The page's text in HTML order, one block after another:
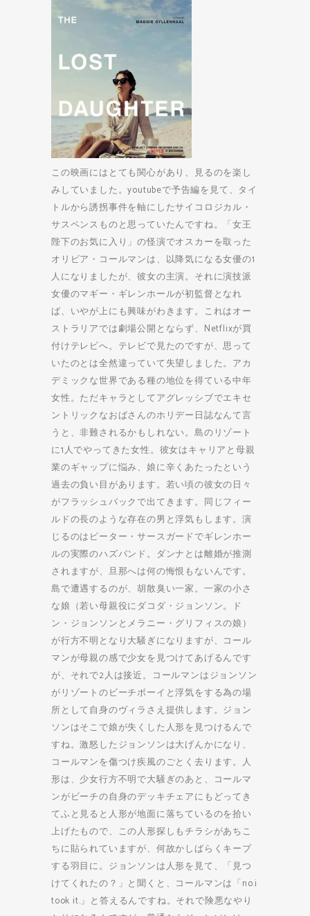
この映画にはとても関心があり、見るのを楽し
みしていました。youtubeで予告編を見て、タイ
トルから誘拐事件を軸にしたサイコロジカル・
サスペンスものと思っていたんですね。「女王
陛下のお気に入り」の怪演でオスカーを取った
オリビア・コールマンは、以降気になる女優の1
人になりましたが、彼女の主演。それに演技派
女優のマギー・ギレンホールが初監督となれ
ば、いやが上にも興味がわきます。これはオー
ストラリアでは劇場公開とならず、Netflixが買
付けテレビへ。テレビで見たのですが、思って
いたのとは全然違っていて失望しました。アカ
デミックな世界である種の地位を得ている中年
女性。ただキャラとしてアグレッシブでエキセ
ントリックなおばさんのホリデー日誌なんて言
うと、非難されるかもしれない。島のリゾート
に1人でやってきた女性。彼女はキャリアと母親
業のギャップに悩み、娘に辛くあたったという
過去の負い目があります。若い頃の彼女の日々
がフラッシュバックで出てきます。同じフィー
ルドの長のような存在の男と浮気もします。演
じるのはピーター・サースガードでギレンホー
ルの実際のハズバンド。ダンナとは離婚が推測
されますが、旦那へは何の悔恨もないんです。
島で遭遇するのが、胡散臭い一家。一家の小さ
な娘（若い母親役にダコダ・ジョンソン。ド
ン・ジョンソンとメラニー・グリフィスの娘）
が行方不明となり大騒ぎになりますが、コール
マンが母親の感で少女を見つけてあげるんです
が、それで2人は接近。コールマンはジョンソン
がリゾートのビーチボーイと浮気をする為の場
所として自身のヴィラさえ提供します。ジョン
ソンはそこで娘が失くした人形を見つけるんで
すね。激怒したジョンソンは大げんかになり、
コールマンを傷つけ疾風のごとく去ります。人
形は、少女行方不明で大騒ぎのあと、コールマ
ンがビーチの自身のデッキチェアにもどってき
てふと見ると人形が地面に落ちているのを拾い
上げたもので、この人形探しもチラシがあちこ
ちに貼られていますが、何故かしばらくキープ
する羽目に。ジョンソンは人形を見て、「見つ
けてくれたの？」と聞くと、コールマンは「no.i
took it.」と答えるんですね。それで険悪なやり